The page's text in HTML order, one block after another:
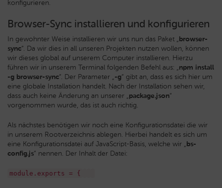
konfigurieren.
Browser-Sync installieren und konfigurieren
In gewohnter Weise installieren wir uns nun das Paket „browser-
sync“. Da wir dies in all unseren Projekten nutzen wollen, können
wir dieses global auf unserem Computer installieren. Hierzu
führen wir in unserem Terminal folgenden Befehl aus: „npm install
-g browser-sync“. Der Parameter „-g“ gibt an, dass es sich hier um
eine globale Installation handelt. Nach der Installation sehen wir,
dass auch keine Änderung an unserer „package.json“
vorgenommen wurde, das ist auch richtig.
Als nächstes benötigen wir noch eine Konfigurationsdatei die wir
in unserem Rootverzeichnis ablegen. Hierbei handelt es sich um
eine Konfigurationsdatei auf JavaScript-Basis, welche wir „bs-
config.js“ nennen. Der Inhalt der Datei:
module.exports = {